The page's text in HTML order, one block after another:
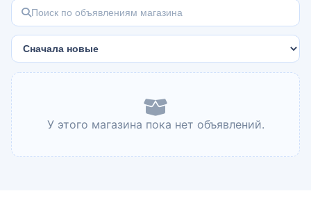
5. Судебное заседание по признаю гражданина
банкротом
6. Процедура банкротства
7. Судебное заседание по завершению процедуры
банкротства
|КОМУ ПОДОЙДЁТ ПРОЦЕДУРА БАНКРОТСТВА:
• Всем гражданам с непосильными долгами
У этого магазина пока нет объявлений.